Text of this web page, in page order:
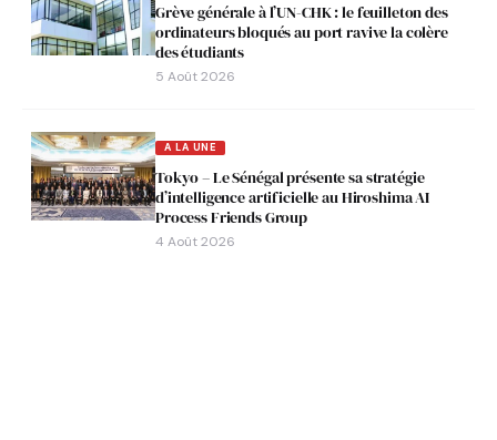
Grève générale à l’UN-CHK : le feuilleton des
ordinateurs bloqués au port ravive la colère
des étudiants
5 Août 2026
A LA UNE
Tokyo – Le Sénégal présente sa stratégie
d’intelligence artificielle au Hiroshima AI
Process Friends Group
4 Août 2026